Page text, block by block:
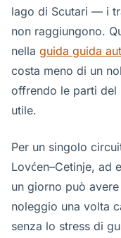
lago di Scutari — i
non raggiungono.
nella guida guida
costa meno di un
offrendo le parti del
utile.
Per un singolo
Lovćen–Cetinje, ad
un giorno può
noleggio una volta
senza lo stress di